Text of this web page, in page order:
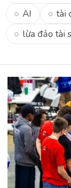
AI
tài
lừa đảo tài